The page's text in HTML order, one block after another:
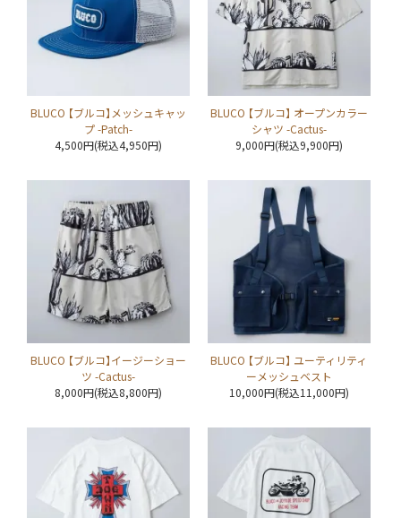
BLUCO 【ブルコ】メッシュキャッ
プ -Patch-
4,500円(税込4,950円)
BLUCO 【ブルコ】 オープンカラー
シャツ -Cactus-
9,000円(税込9,900円)
BLUCO 【ブルコ】イージーショー
ツ -Cactus-
8,000円(税込8,800円)
BLUCO 【ブルコ】 ユーティリティ
ーメッシュベスト
10,000円(税込11,000円)